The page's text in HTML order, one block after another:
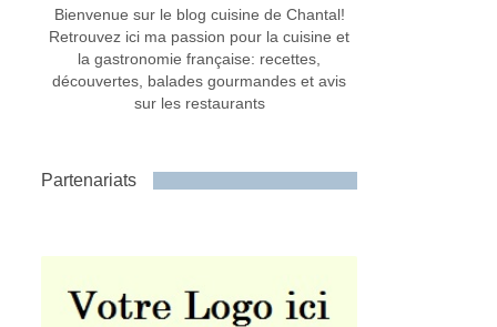
Bienvenue sur le blog cuisine de Chantal!
Retrouvez ici ma passion pour la cuisine et
la gastronomie française: recettes,
découvertes, balades gourmandes et avis
sur les restaurants
Partenariats